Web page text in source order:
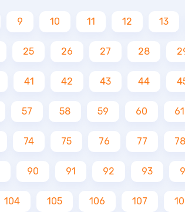
9 10 11 12 13
25 26 27 28
41 42 43 44
57 58 59 60 61
74 75 76 77 78
90 91 92 93
104 105 106 107